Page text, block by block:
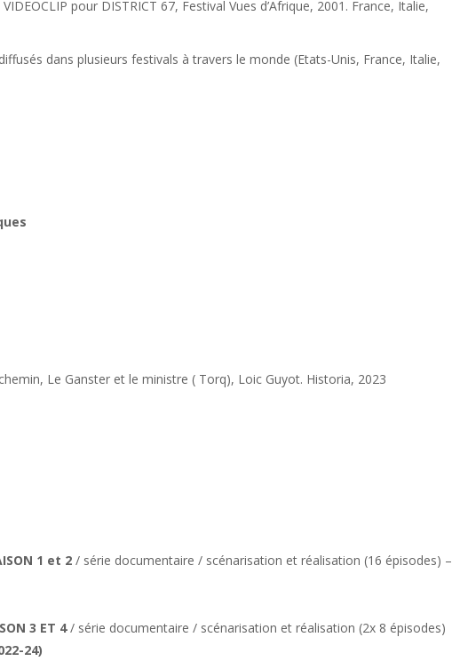
pour DISTRICT 67, Festival Vues d’Afrique, 2001. France, Italie,
dans plusieurs festivals à travers le monde (Etats-Unis, France, Italie,
Le Ganster et le ministre ( Torq), Loic Guyot. Historia, 2023
1 et 2 / série documentaire / scénarisation et réalisation (16 épisodes) –
3 ET 4/ série documentaire / scénarisation et réalisation (2x 8 épisodes)
24)